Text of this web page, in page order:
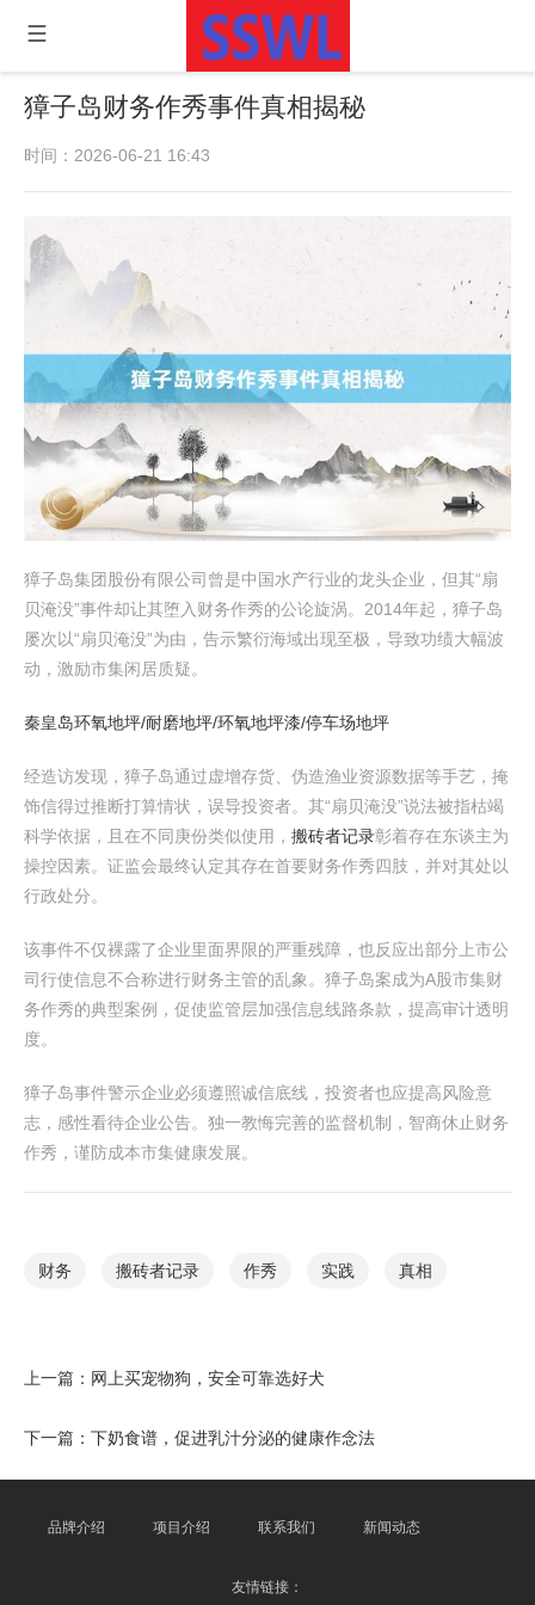
獐子岛财务作秀事件真相揭秘
时间：2026-06-21 16:43
獐子岛集团股份有限公司曾是中国水产行业的龙头企业，但其“扇
贝淹没”事件却让其堕入财务作秀的公论旋涡。2014年起，獐子岛
屡次以“扇贝淹没”为由，告示繁衍海域出现至极，导致功绩大幅波
动，激励市集闲居质疑。
秦皇岛环氧地坪/耐磨地坪/环氧地坪漆/停车场地坪
经造访发现，獐子岛通过虚增存货、伪造渔业资源数据等手艺，掩
饰信得过推断打算情状，误导投资者。其“扇贝淹没”说法被指枯竭
科学依据，且在不同庚份类似使用， 搬砖者记录彰着存在东谈主为
操控因素。证监会最终认定其存在首要财务作秀四肢，并对其处以
行政处分。
该事件不仅裸露了企业里面界限的严重残障，也反应出部分上市公
司行使信息不合称进行财务主管的乱象。獐子岛案成为A股市集财
务作秀的典型案例，促使监管层加强信息线路条款，提高审计透明
度。
獐子岛事件警示企业必须遵照诚信底线，投资者也应提高风险意
志，感性看待企业公告。独一教悔完善的监督机制，智商休止财务
作秀，谨防成本市集健康发展。
财务 搬砖者记录 作秀 实践 真相
上一篇： 网上买宠物狗，安全可靠选好犬
下一篇： 下奶食谱，促进乳汁分泌的健康作念法
品牌介绍 项目介绍 联系我们 新闻动态
友情链接：